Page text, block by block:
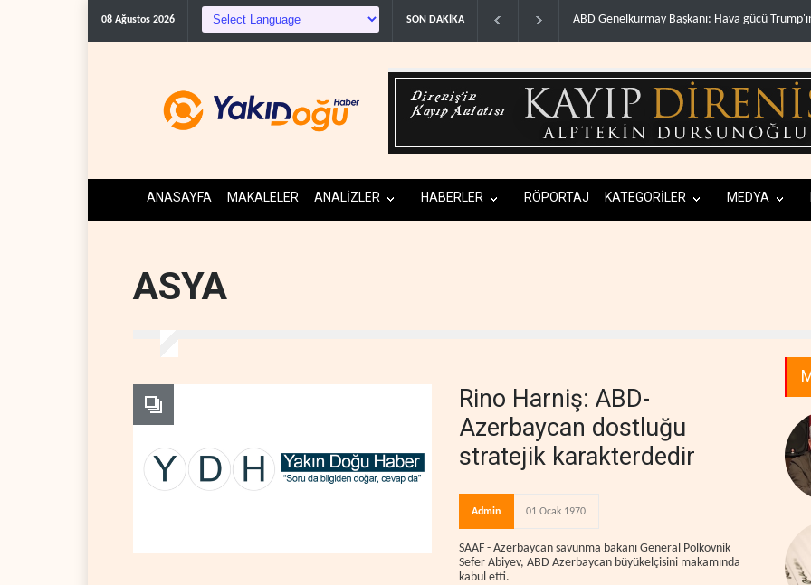
08 Ağustos 2026 SON DAKİKAABD Genelkurmay Başkanı: Hava gücü Trump'ın hedeflerine.. WSJ:
ANASAYFA MAKALELER ANALİZLER HABERLER RÖPORTAJ KATEGORİLER MEDYA
ASYA
Rino Harniş: ABD-
Azerbaycan dostluğu
stratejik karakterdedir
Admin 01 Ocak 1970
SAAF - Azerbaycan savunma bakanı General Polkovnik
Sefer Abiyev, ABD Azerbaycan büyükelçisini makamında
kabul etti.